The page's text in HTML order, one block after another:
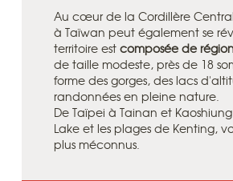
Au cœur de la Cordillère
à Taïwan peut également se
territoire est composée de
de taille modeste, près de 18
forme des gorges, des lacs
randonnées en pleine nature.
De Taïpei à Tainan et
Lake et les plages de Kenting,
plus méconnus.